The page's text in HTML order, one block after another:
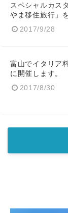
スペシャルカス
やま移住旅行」
2017/9/28
富山でイタリア
に開催します。
2017/8/30